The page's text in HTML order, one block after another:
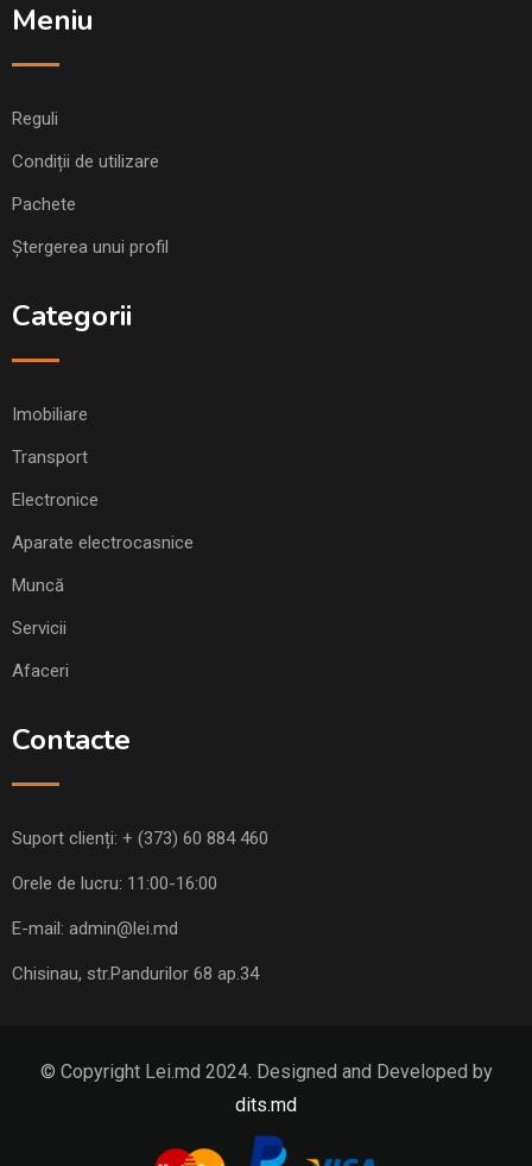
Meniu
Reguli
Condiții de utilizare
Pachete
Ștergerea unui profil
Categorii
Imobiliare
Transport
Electronice
Aparate electrocasnice
Muncă
Servicii
Afaceri
Contacte
Suport clienți: + (373) 60 884 460
Orele de lucru: 11:00-16:00
E-mail: admin@lei.md
Chisinau, str.Pandurilor 68 ap.34
© Copyright Lei.md 2024. Designed and Developed by
dits.md